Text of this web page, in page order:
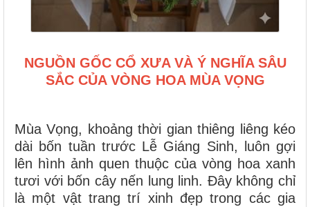
NGUỒN GỐC CỔ XƯA VÀ Ý NGHĨA SÂU
SẮC CỦA VÒNG HOA MÙA VỌNG
Mùa Vọng, khoảng thời gian thiêng liêng kéo
dài bốn tuần trước Lễ Giáng Sinh, luôn gợi
lên hình ảnh quen thuộc của vòng hoa xanh
tươi với bốn cây nến lung linh. Đây không chỉ
là một vật trang trí xinh đẹp trong các gia